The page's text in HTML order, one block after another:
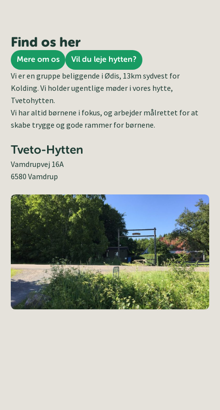
Find os her
Mere om os Vil du leje hytten?
Vi er en gruppe beliggende i Ødis, 13km sydvest for
Kolding. Vi holder ugentlige møder i vores hytte,
Tvetohytten.
Vi har altid børnene i fokus, og arbejder målrettet for at
skabe trygge og gode rammer for børnene.
Tveto-Hytten
Vamdrupvej 16A
6580 Vamdrup